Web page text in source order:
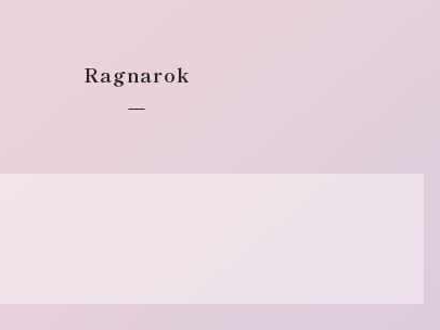
Ragnarok